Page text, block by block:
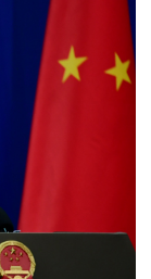
信